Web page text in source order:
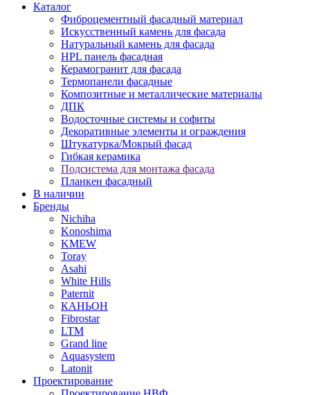
Каталог
Фиброцементный фасадный материал
Искусственный камень для фасада
Натуральный камень для фасада
HPL панель фасадная
Керамогранит для фасада
Термопанели фасадные
Композитные и металлические материалы
ДПК
Водосточные системы и софиты
Декоративные элементы и ограждения
Штукатурка/Мокрый фасад
Гибкая керамика
Подсистема для монтажа фасада
Планкен фасадный
В наличии
Бренды
Nichiha
Konoshima
KMEW
Toray
Asahi
White Hills
Paternit
КАНЬОН
Fibrostar
LTM
Grand line
Aquasystem
Latonit
Проектирование